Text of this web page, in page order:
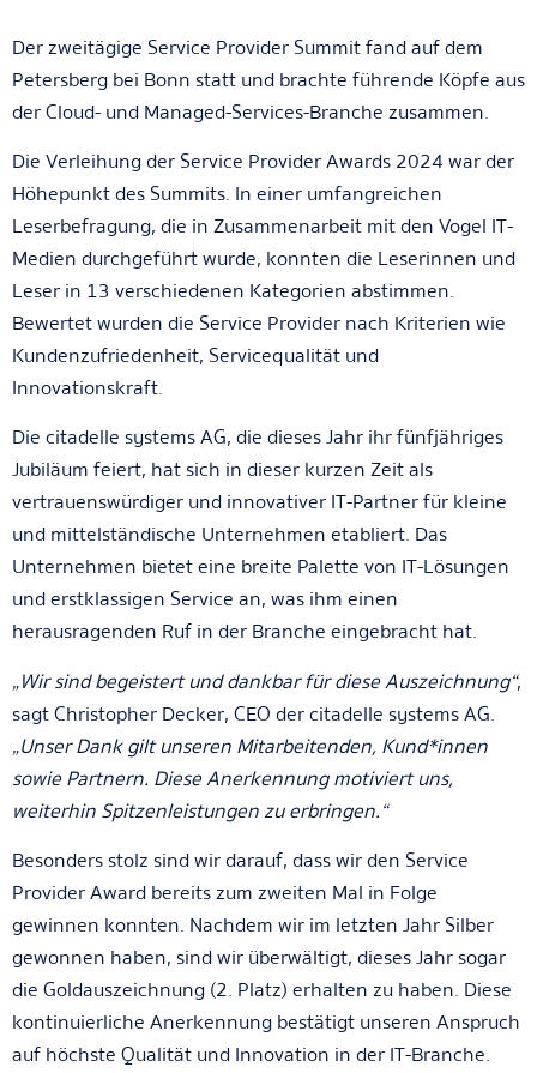
Der zweitägige Service Provider Summit fand auf dem
Petersberg bei Bonn statt und brachte führende Köpfe aus
der Cloud- und Managed-Services-Branche zusammen.
Die Verleihung der Service Provider Awards 2024 war der
Höhepunkt des Summits. In einer umfangreichen
Leserbefragung, die in Zusammenarbeit mit den Vogel IT-
Medien durchgeführt wurde, konnten die Leserinnen und
Leser in 13 verschiedenen Kategorien abstimmen.
Bewertet wurden die Service Provider nach Kriterien wie
Kundenzufriedenheit, Servicequalität und
Innovationskraft.
Die citadelle systems AG, die dieses Jahr ihr fünfjähriges
Jubiläum feiert, hat sich in dieser kurzen Zeit als
vertrauenswürdiger und innovativer IT-Partner für kleine
und mittelständische Unternehmen etabliert. Das
Unternehmen bietet eine breite Palette von IT-Lösungen
und erstklassigen Service an, was ihm einen
herausragenden Ruf in der Branche eingebracht hat.
„Wir sind begeistert und dankbar für diese Auszeichnung“,
sagt Christopher Decker, CEO der citadelle systems AG.
„Unser Dank gilt unseren Mitarbeitenden, Kund*innen
sowie Partnern. Diese Anerkennung motiviert uns,
weiterhin Spitzenleistungen zu erbringen.“
Besonders stolz sind wir darauf, dass wir den Service
Provider Award bereits zumzweiten Mal in Folge
gewinnen konnten. Nachdem wir im letzten Jahr Silber
gewonnen haben, sind wir überwältigt, dieses Jahr sogar
die Goldauszeichnung (2. Platz) erhalten zu haben. Diese
kontinuierliche Anerkennung bestätigt unseren Anspruch
auf höchste Qualität und Innovation in der IT-Branche.